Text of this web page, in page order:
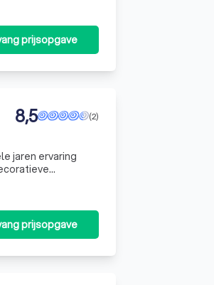
prijsopgave
(2)
8,5
prijsopgave